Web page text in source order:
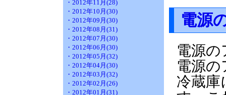
・2012年11月(28)
・2012年10月(30)
・2012年09月(30)
・2012年08月(31)
・2012年07月(30)
・2012年06月(30)
・2012年05月(32)
・2012年04月(30)
・2012年03月(32)
・2012年02月(26)
・2012年01月(31)
電源
電源
電源
冷蔵庫